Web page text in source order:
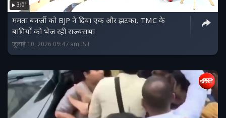
3:01
ममता बनर्जी को BJP ने दिया एक और झटका, TMC के
बागियों को भेज रही राज्‍यसभा
जुलाई 10, 2026 09:47 am IST